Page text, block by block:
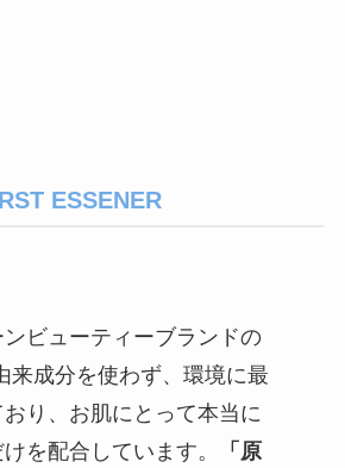
ESSENER
ビューティーブランドの
来成分を使わず、環境に最
り、お肌にとって本当に
を配合しています。
「原